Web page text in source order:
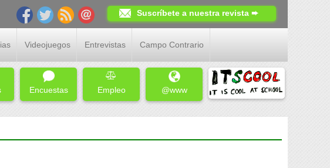
Suscríbete a nuestra revista ➨
Videojuegos Entrevistas Campo Contrario
Encuestas Empleo @www